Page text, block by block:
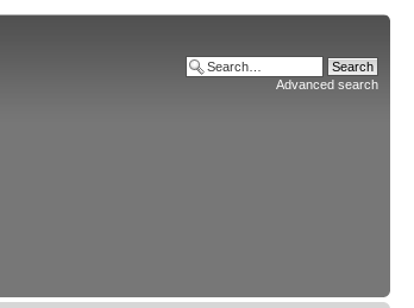
Advanced search